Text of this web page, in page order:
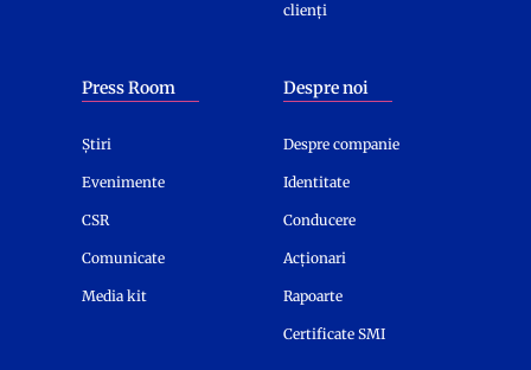
clienți
Press Room
Știri
Evenimente
CSR
Comunicate
Media kit
Despre noi
Despre companie
Identitate
Conducere
Acționari
Rapoarte
Certificate SMI